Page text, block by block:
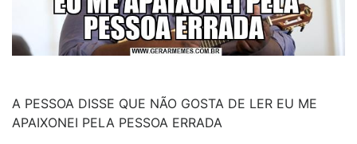
A PESSOA DISSE QUE NÃO GOSTA DE LER EU ME
APAIXONEI PELA PESSOA ERRADA